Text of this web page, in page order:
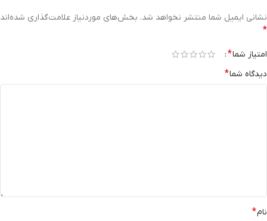
نشانی ایمیل شما منتشر نخواهد شد. بخش‌های موردنیاز علامت‌گذاری شده‌اند
*
امتیاز شما*
دیدگاه شما*
نام*